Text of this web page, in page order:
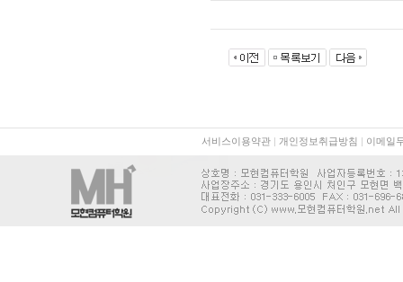
서비스이용약관 | 개인정보취급방침 | 이메일